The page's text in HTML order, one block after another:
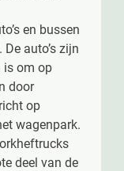
en bussen
auto’s zijn
is om op
door
op
wagenpark.
deel van de